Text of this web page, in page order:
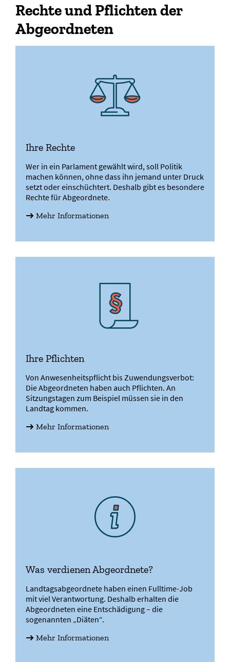
Rechte und Pflichten der
Abgeordneten
Ihre Rechte
Wer in ein Parlament gewählt wird, soll Politik
machen können, ohne dass ihn jemand unter Druck
setzt oder einschüchtert. Deshalb gibt es besondere
Rechte für Abgeordnete.
Mehr Informationen
Ihre Pflichten
Von Anwesenheitspflicht bis Zuwendungsverbot:
Die Abgeordneten haben auch Pflichten. An
Sitzungstagen zum Beispiel müssen sie in den
Landtag kommen.
Mehr Informationen
Was verdienen Abgeordnete?
Landtagsabgeordnete haben einen Fulltime-Job
mit viel Verantwortung. Deshalb erhalten die
Abgeordneten eine Entschädigung – die
sogenannten „Diäten“.
Mehr Informationen